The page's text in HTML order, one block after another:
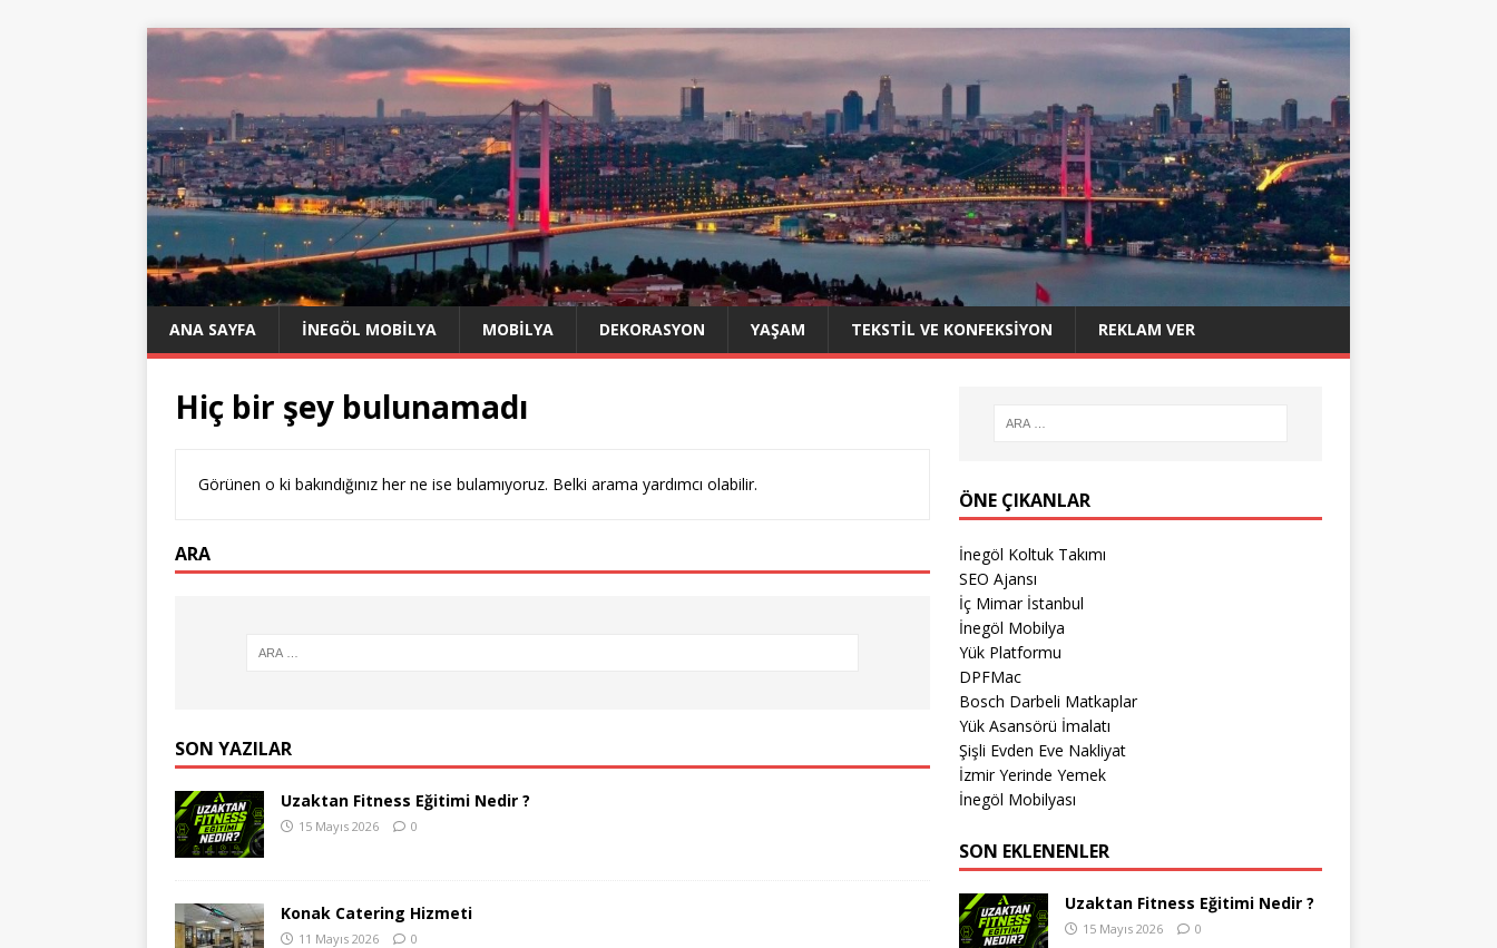
ANA SAYFA İNEGÖL MOBILYA MOBILYA DEKORASYON YAŞAM TEKSTIL VE KONFEKSIYON REKLAM VER
Hiç bir şey bulunamadı
Görünen o ki bakındığınız her ne ise bulamıyoruz. Belki arama yardımcı olabilir.
ARA
SON YAZILAR
Uzaktan Fitness Eğitimi Nedir ?
15 Mayıs 2026 0
Konak Catering Hizmeti
11 Mayıs 2026 0
ÖNE ÇIKANLAR
İnegöl Koltuk Takımı
SEO Ajansı
İç Mimar İstanbul
İnegöl Mobilya
Yük Platformu
DPFMac
Bosch Darbeli Matkaplar
Yük Asansörü İmalatı
Şişli Evden Eve Nakliyat
İzmir Yerinde Yemek
İnegöl Mobilyası
SON EKLENENLER
Uzaktan Fitness Eğitimi Nedir ?
15 Mayıs 2026 0